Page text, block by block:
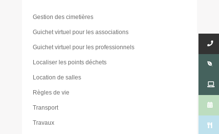
Gestion des cimetières
Guichet virtuel pour les associations
Guichet virtuel pour les professionnels
Localiser les points déchets
Location de salles
Règles de vie
Transport
Travaux